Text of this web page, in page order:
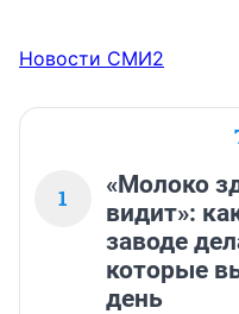
Новости СМИ2
1
«Молоко
видит»:
заводе
которые
день